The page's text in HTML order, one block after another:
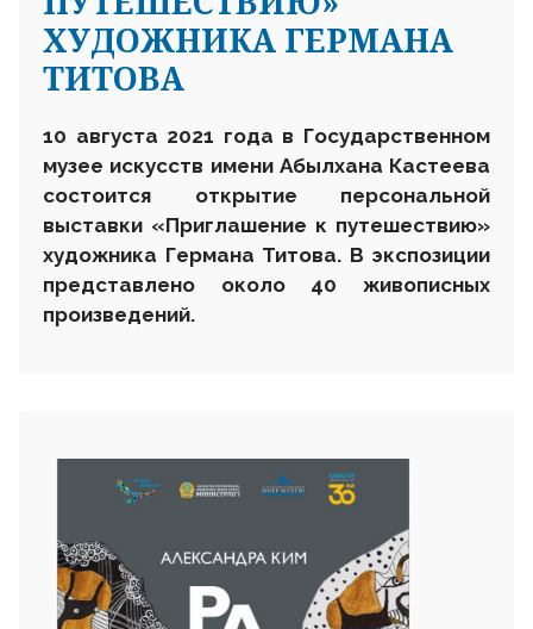
ХУДОЖНИКА ГЕРМАНА
ТИТОВА
10 августа 2021 года в Государственном
музее искусств имени Абылхана Кастеева
состоится открытие персональной
выставки «Приглашение к путешествию»
художника Германа Титова. В экспозиции
представлено около 40 живописных
произведений.